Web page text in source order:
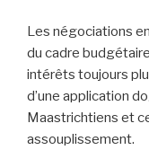
Les négociations
du cadre
intérêts toujours
d’une application
Maastrichtiens et
assouplissement.